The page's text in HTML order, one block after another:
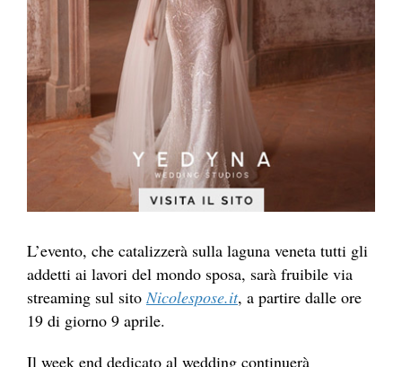
L’evento, che catalizzerà sulla laguna veneta tutti gli
addetti ai lavori del mondo sposa, sarà fruibile via
streaming sul sito Nicolespose.it, a partire dalle ore
19 di giorno 9 aprile.
Il week end dedicato al wedding continuerà